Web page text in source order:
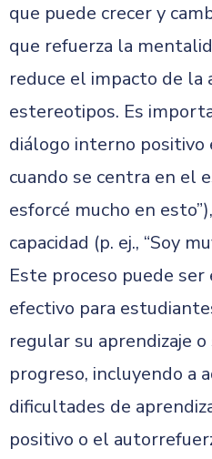
que puede crecer y
que refuerza la
reduce el impacto de la
estereotipos. Es
diálogo interno positivo
cuando se centra en el
esforcé mucho en
capacidad (p. ej., “Soy
Este proceso puede
efectivo para
regular su aprendizaje
progreso, incluyendo a
dificultades de
positivo o el